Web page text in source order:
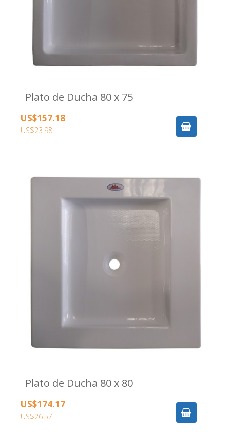
Plato de Ducha 80 x 75
US$157.18
US$23.98
Plato de Ducha 80 x 80
US$174.17
US$26.57